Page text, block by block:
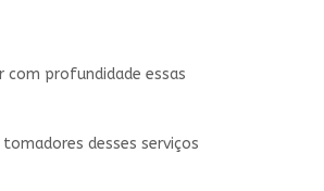
profundidade essas
desses serviços